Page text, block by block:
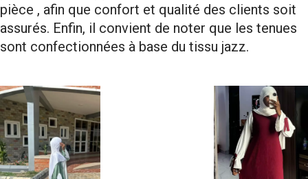
pièce , afin que confort et qualité des clients soit
assurés. Enfin, il convient de noter que les tenues
sont confectionnées à base du tissu jazz.